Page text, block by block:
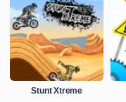
Stunt Xtreme